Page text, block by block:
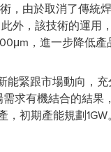
，由於取消了傳
外，該技術的運用
，進一步降低產
緊跟市場動向，
求有機結合的結
初期產能規劃1GW。